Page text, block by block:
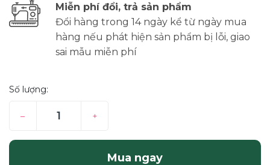
Miễn phí đổi, trả sản phẩm
Đổi hàng trong 14 ngày kể từ ngày mua
hàng nếu phát hiện sản phẩm bị lỗi, giao
sai mẫu miễn phí
Số lượng:
– +
Mua ngay